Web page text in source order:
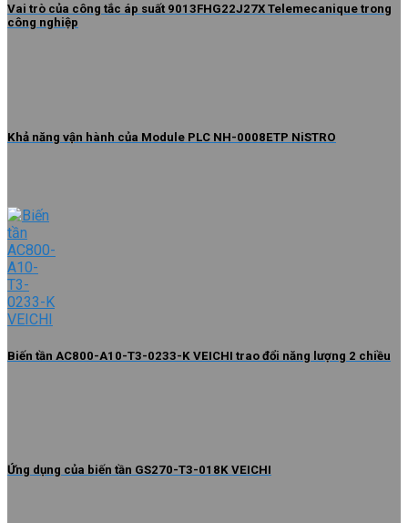
Vai trò của công tắc áp suất 9013FHG22J27X Telemecanique trong
công nghiệp
Khả năng vận hành của Module PLC NH-0008ETP NiSTRO
Biến tần AC800-A10-T3-0233-K VEICHI trao đổi năng lượng 2 chiều
Ứng dụng của biến tần GS270-T3-018K VEICHI